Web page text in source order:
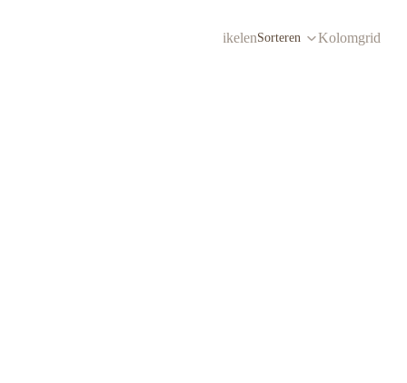
161 artikelenSorteren Kolomgrid